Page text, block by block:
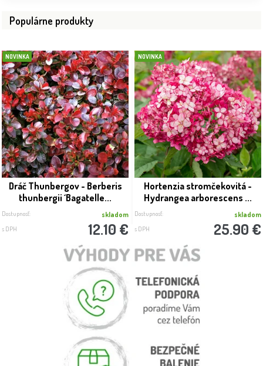
Populárne produkty
NOVINKA
Dráč Thunbergov - Berberis
thunbergii ´Bagatelle...
Dostupnosť: skladom
s DPH 12.10 €
NOVINKA
Hortenzia stromčekovitá -
Hydrangea arborescens ...
Dostupnosť: skladom
s DPH 25.90 €